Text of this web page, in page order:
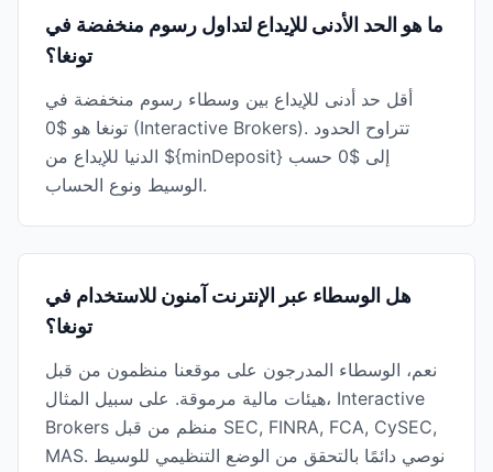
ما هو الحد الأدنى للإيداع لتداول رسوم منخفضة في
تونغا؟
أقل حد أدنى للإيداع بين وسطاء رسوم منخفضة في
تونغا هو $0 (Interactive Brokers). تتراوح الحدود
الدنيا للإيداع من ${minDeposit} إلى $0 حسب
الوسيط ونوع الحساب.
هل الوسطاء عبر الإنترنت آمنون للاستخدام في
تونغا؟
نعم، الوسطاء المدرجون على موقعنا منظمون من قبل
هيئات مالية مرموقة. على سبيل المثال، Interactive
Brokers منظم من قبل SEC, FINRA, FCA, CySEC,
MAS. نوصي دائمًا بالتحقق من الوضع التنظيمي للوسيط